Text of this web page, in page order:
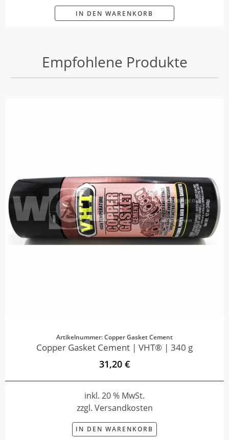
IN DEN WARENKORB
Empfohlene Produkte
Artikelnummer: Copper Gasket Cement
Copper Gasket Cement | VHT® | 340 g
31,20 €
inkl. 20 % MwSt.
zzgl. Versandkosten
IN DEN WARENKORB